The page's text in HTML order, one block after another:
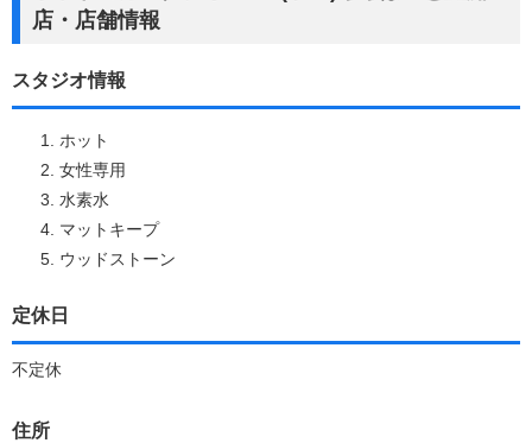
店・店舗情報
スタジオ情報
ホット
女性専用
水素水
マットキープ
ウッドストーン
定休日
不定休
住所